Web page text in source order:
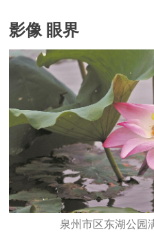
影像 眼界
泉州市区东湖公园